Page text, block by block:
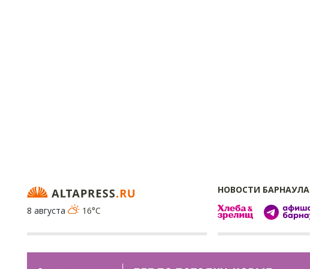
НОВОСТИ БАРНАУЛА
8 августа
16°C